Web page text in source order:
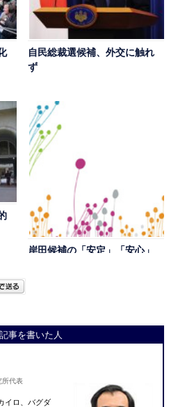
自民総裁選候補、外交に触れ
ず
岸田候補の「安定」「安心」
事を書いた人
所代表
イロ、バグダ